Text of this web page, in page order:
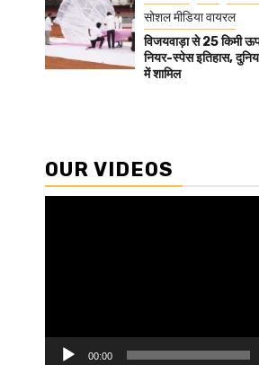
सोशल मीडिया वायरल
विजयवाड़ा से 25 किमी
नियर-स्पेस इतिहास,
में शामिल
OUR VIDEOS
00:00